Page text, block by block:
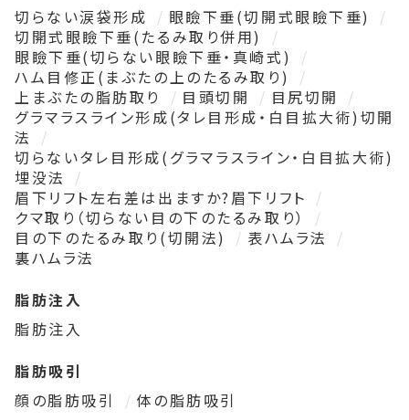
切らない涙袋形成
眼瞼下垂(切開式眼瞼下垂)
切開式眼瞼下垂(たるみ取り併用)
眼瞼下垂(切らない眼瞼下垂・真崎式)
ハム目修正(まぶたの上のたるみ取り)
上まぶたの脂肪取り
目頭切開
目尻切開
グラマラスライン形成(タレ目形成・白目拡大術)切開
法
切らないタレ目形成(グラマラスライン・白目拡大術)
埋没法
眉下リフト左右差は出ますか?眉下リフト
クマ取り（切らない目の下のたるみ取り）
目の下のたるみ取り(切開法)
表ハムラ法
裏ハムラ法
脂肪注入
脂肪注入
脂肪吸引
顔の脂肪吸引
体の脂肪吸引